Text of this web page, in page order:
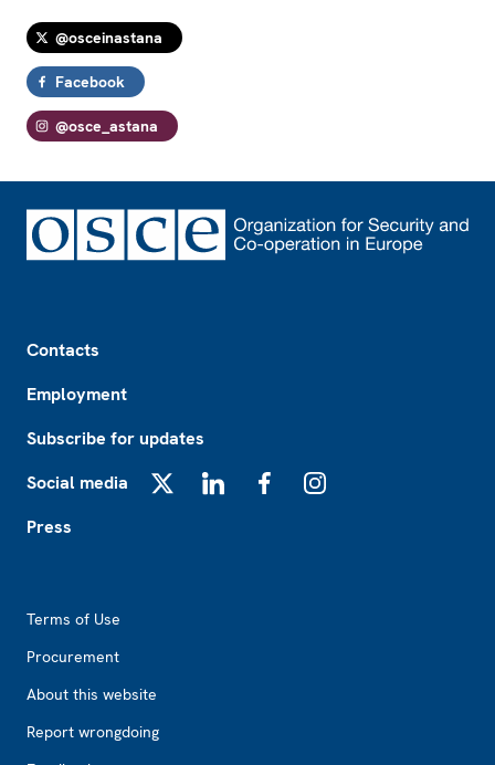
@osceinastana
Facebook
@osce_astana
Contacts
Employment
Subscribe for updates
Social media
Press
Terms of Use
Procurement
About this website
Report wrongdoing